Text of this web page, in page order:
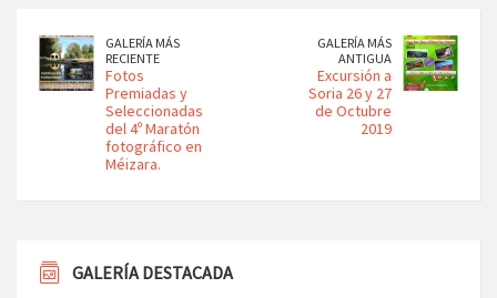
GALERÍA MÁS
RECIENTE
Fotos
Premiadas y
Seleccionadas
del 4º Maratón
fotográfico en
Méizara.
GALERÍA MÁS
ANTIGUA
Excursión a
Soria 26 y 27
de Octubre
2019
GALERÍA DESTACADA